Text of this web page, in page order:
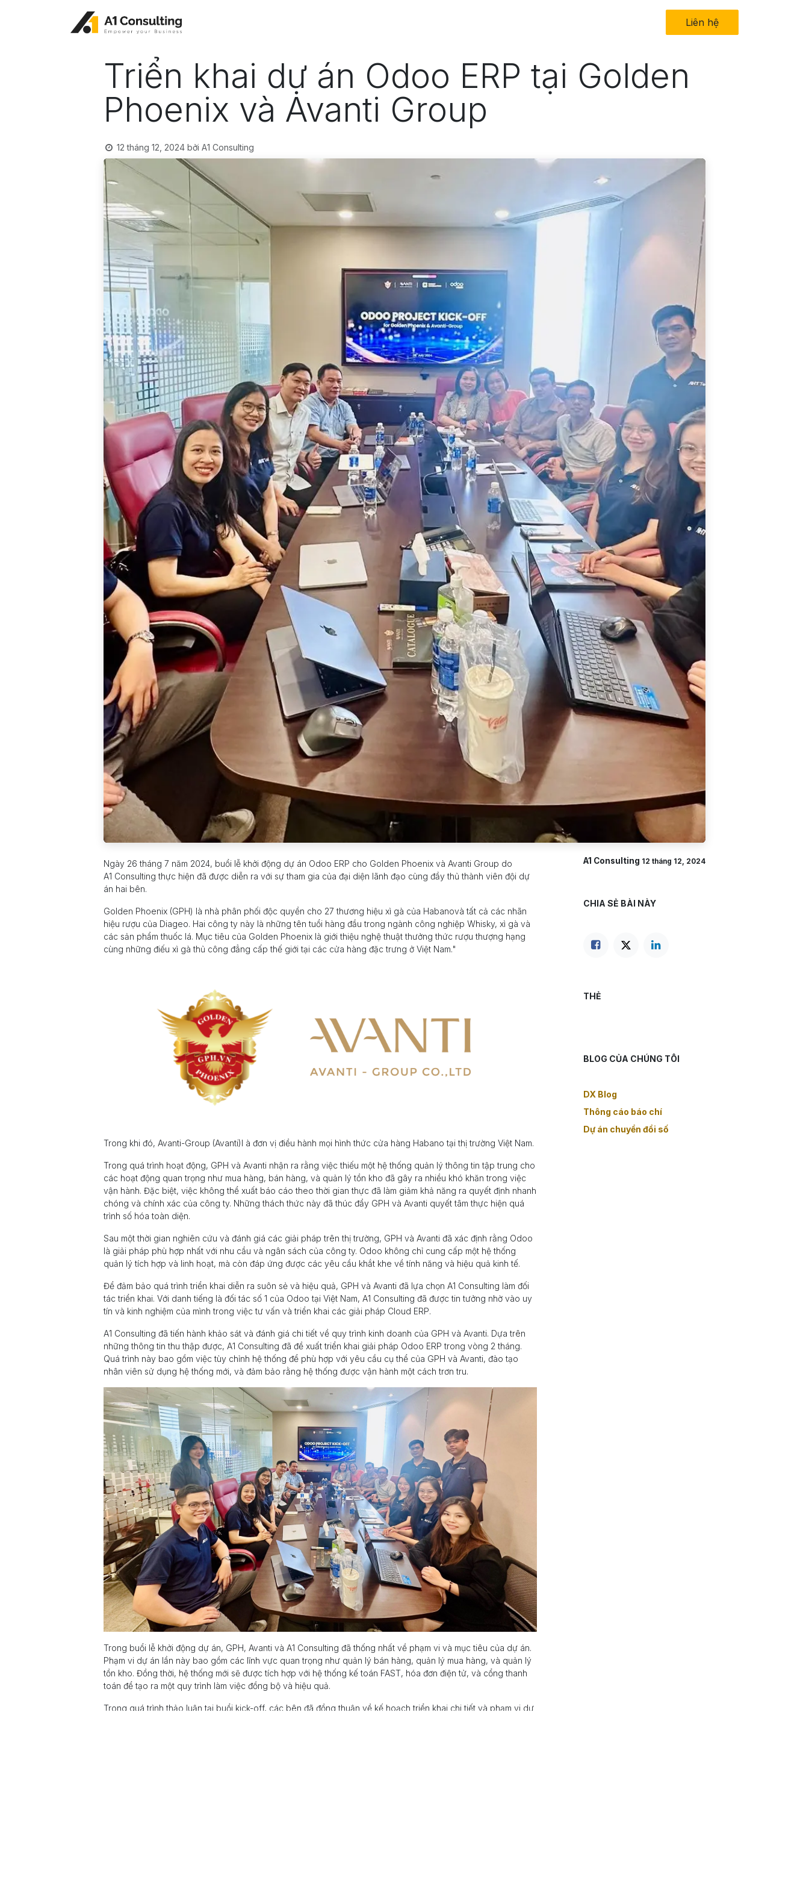
Liên hệ​
Triển khai dự án Odoo ERP tại Golden
Phoenix và Avanti Group
12 tháng 12, 2024 bởi A1 Consulting
Ngày 26 tháng 7 năm 2024, buổi lễ khởi động dự án Odoo ERP cho Golden Phoenix và Avanti Group do
A1 Consulting thực hiện đã được diễn ra với sự tham gia của đại diện lãnh đạo cùng đầy thủ thành viên đội dự
án hai bên.
Golden Phoenix (GPH) là nhà phân phối độc quyền cho 27 thương hiệu xì gà của Habanovà tất cả các nhãn
hiệu rượu của Diageo. Hai công ty này là những tên tuổi hàng đầu trong ngành công nghiệp Whisky, xì gà và
các sản phẩm thuốc lá. Mục tiêu của Golden Phoenix là giới thiệu nghệ thuật thưởng thức rượu thượng hạng
cùng những điếu xì gà thủ công đẳng cấp thế giới tại các cửa hàng đặc trưng ở Việt Nam."
Trong khi đó, Avanti-Group (Avanti)l à đơn vị điều hành mọi hình thức cửa hàng Habano tại thị trường Việt Nam.
Trong quá trình hoạt động, GPH và Avanti nhận ra rằng việc thiếu một hệ thống quản lý thông tin tập trung cho
các hoạt động quan trọng như mua hàng, bán hàng, và quản lý tồn kho đã gây ra nhiều khó khăn trong việc
vận hành. Đặc biệt, việc không thể xuất báo cáo theo thời gian thực đã làm giảm khả năng ra quyết định nhanh
chóng và chính xác của công ty. Những thách thức này đã thúc đẩy GPH và Avanti quyết tâm thực hiện quá
trình số hóa toàn diện.
Sau một thời gian nghiên cứu và đánh giá các giải pháp trên thị trường, GPH và Avanti đã xác định rằng Odoo
là giải pháp phù hợp nhất với nhu cầu và ngân sách của công ty. Odoo không chỉ cung cấp một hệ thống
quản lý tích hợp và linh hoạt, mà còn đáp ứng được các yêu cầu khắt khe về tính năng và hiệu quả kinh tế.
Để đảm bảo quá trình triển khai diễn ra suôn sẻ và hiệu quả, GPH và Avanti đã lựa chọn A1 Consulting làm đối
tác triển khai. Với danh tiếng là đối tác số 1 của Odoo tại Việt Nam, A1 Consulting đã được tin tưởng nhờ vào uy
tín và kinh nghiệm của mình trong việc tư vấn và triển khai các giải pháp Cloud ERP.
A1 Consulting đã tiến hành khảo sát và đánh giá chi tiết về quy trình kinh doanh của GPH và Avanti. Dựa trên
những thông tin thu thập được, A1 Consulting đã đề xuất triển khai giải pháp Odoo ERP trong vòng 2 tháng.
Quá trình này bao gồm việc tùy chỉnh hệ thống để phù hợp với yêu cầu cụ thể của GPH và Avanti, đào tạo
nhân viên sử dụng hệ thống mới, và đảm bảo rằng hệ thống được vận hành một cách trơn tru.
Trong buổi lễ khởi động dự án, GPH, Avanti và A1 Consulting đã thống nhất về phạm vi và mục tiêu của dự án.
Phạm vi dự án lần này bao gồm các lĩnh vực quan trọng như quản lý bán hàng, quản lý mua hàng, và quản lý
tồn kho. Đồng thời, hệ thống mới sẽ được tích hợp với hệ thống kế toán FAST, hóa đơn điện tử, và cổng thanh
toán để tạo ra một quy trình làm việc đồng bộ và hiệu quả.
Trong quá trình thảo luận tại buổi kick-off, các bên đã đồng thuận về kế hoạch triển khai chi tiết và phạm vi dự
A1 Consulting 12 tháng 12, 2024
CHIA SẺ BÀI NÀY
THẺ
BLOG CỦA CHÚNG TÔI
DX Blog
Thông cáo báo chí
Dự án chuyển đổi số